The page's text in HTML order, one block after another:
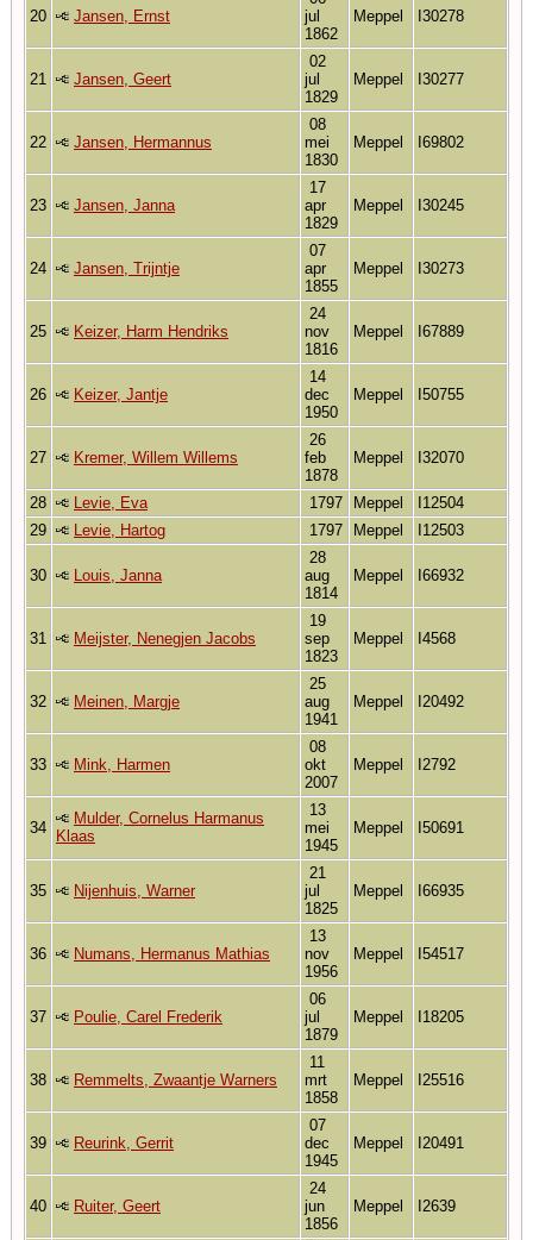
20 Jansen, Ernst
jul
1862
Meppel I30278
21 Jansen, Geert
02
jul
1829
Meppel I30277
22 Jansen, Hermannus
08
mei
1830
Meppel I69802
23 Jansen, Janna
17
apr
1829
Meppel I30245
24 Jansen, Trijntje
07
apr
1855
Meppel I30273
25 Keizer, Harm Hendriks
24
nov
1816
Meppel I67889
26 Keizer, Jantje
14
dec
1950
Meppel I50755
27 Kremer, Willem Willems
26
feb
1878
Meppel I32070
28 Levie, Eva 1797 Meppel
I12504
29
Levie, Hartog 1797 Meppel I12503
30 Louis, Janna
28
aug
1814
Meppel I66932
31 Meijster, Nenegjen Jacobs
19
sep
1823
Meppel I4568
32 Meinen, Margje
25
aug
1941
Meppel I20492
33 Mink, Harmen
08
okt
2007
Meppel I2792
34
Mulder, Cornelus Harmanus
Klaas
13
mei
1945
Meppel I50691
35 Nijenhuis, Warner
21
jul
1825
Meppel I66935
36 Numans, Hermanus Mathias
13
nov
1956
Meppel I54517
37 Poulie, Carel Frederik
06
jul
1879
Meppel I18205
38 Remmelts, Zwaantje Warners
11
mrt
1858
Meppel I25516
39 Reurink, Gerrit
07
dec
1945
Meppel I20491
40 Ruiter, Geert
24
jun
1856
Meppel I2639